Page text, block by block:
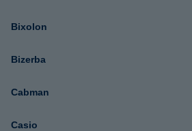
Bixolon
Bizerba
Cabman
Casio